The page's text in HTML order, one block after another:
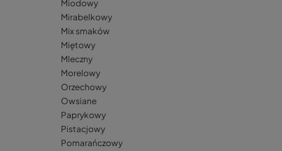
Miodowy
Mirabelkowy
Mix smaków
Miętowy
Mleczny
Morelowy
Orzechowy
Owsiane
Paprykowy
Pistacjowy
Pomarańczowy